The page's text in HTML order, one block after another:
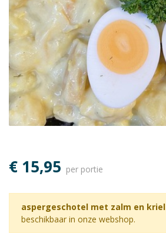
€ 15,95 per portie
aspergeschotel met zalm en kriel
beschikbaar in onze webshop.